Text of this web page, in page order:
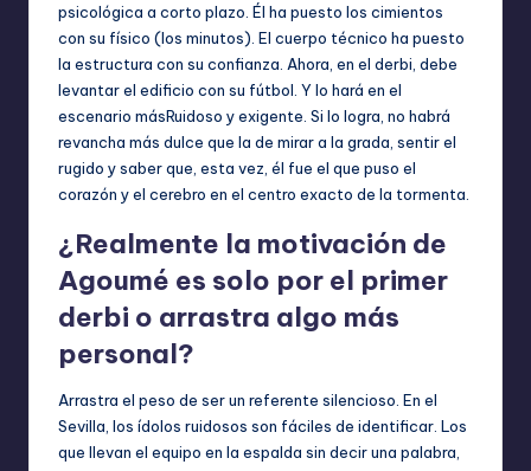
psicológica a corto plazo. Él ha puesto los cimientos
con su físico (los minutos). El cuerpo técnico ha puesto
la estructura con su confianza. Ahora, en el derbi, debe
levantar el edificio con su fútbol. Y lo hará en el
escenario másRuidoso y exigente. Si lo logra, no habrá
revancha más dulce que la de mirar a la grada, sentir el
rugido y saber que, esta vez, él fue el que puso el
corazón y el cerebro en el centro exacto de la tormenta.
¿Realmente la motivación de
Agoumé es solo por el primer
derbi o arrastra algo más
personal?
Arrastra el peso de ser un referente silencioso. En el
Sevilla, los ídolos ruidosos son fáciles de identificar. Los
que llevan el equipo en la espalda sin decir una palabra,